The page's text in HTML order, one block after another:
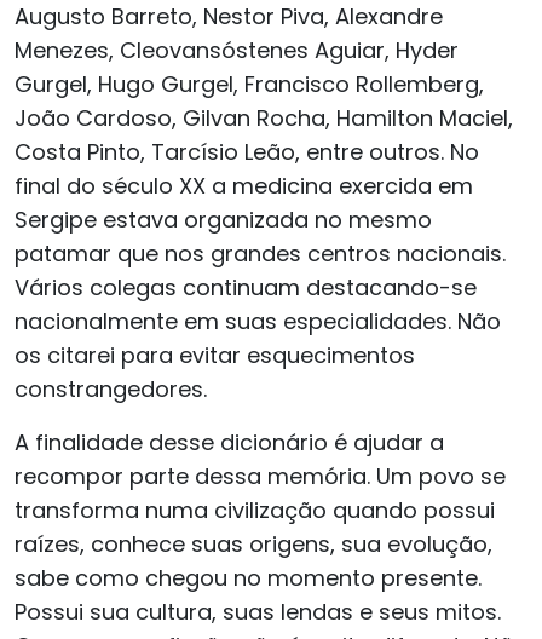
Augusto Barreto, Nestor Piva, Alexandre
Menezes, Cleovansóstenes Aguiar, Hyder
Gurgel, Hugo Gurgel, Francisco Rollemberg,
João Cardoso, Gilvan Rocha, Hamilton Maciel,
Costa Pinto, Tarcísio Leão, entre outros. No
final do século XX a medicina exercida em
Sergipe estava organizada no mesmo
patamar que nos grandes centros nacionais.
Vários colegas continuam destacando-se
nacionalmente em suas especialidades. Não
os citarei para evitar esquecimentos
constrangedores.
A finalidade desse dicionário é ajudar a
recompor parte dessa memória. Um povo se
transforma numa civilização quando possui
raízes, conhece suas origens, sua evolução,
sabe como chegou no momento presente.
Possui sua cultura, suas lendas e seus mitos.